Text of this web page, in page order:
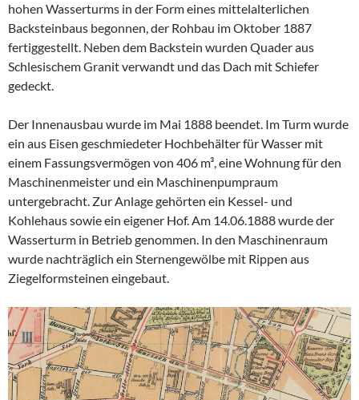
hohen Wasserturms in der Form eines mittelalterlichen
Backsteinbaus begonnen, der Rohbau im Oktober 1887
fertiggestellt. Neben dem Backstein wurden Quader aus
Schlesischem Granit verwandt und das Dach mit Schiefer
gedeckt.
Der Innenausbau wurde im Mai 1888 beendet. Im Turm wurde
ein aus Eisen geschmiedeter Hochbehälter für Wasser mit
einem Fassungsvermögen von 406 m³, eine Wohnung für den
Maschinenmeister und ein Maschinenpumpraum
untergebracht. Zur Anlage gehörten ein Kessel- und
Kohlehaus sowie ein eigener Hof. Am 14.06.1888 wurde der
Wasserturm in Betrieb genommen. In den Maschinenraum
wurde nachträglich ein Sternengewölbe mit Rippen aus
Ziegelformsteinen eingebaut.